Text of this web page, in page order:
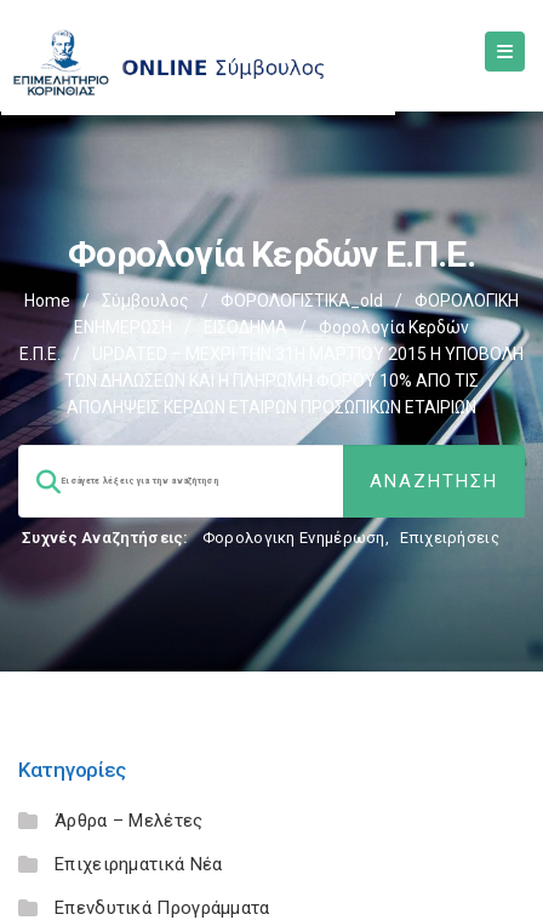
Φορολογία Κερδών Ε.Π.Ε.
Home / Σύμβουλος / ΦΟΡΟΛΟΓΙΣΤΙΚΑ_old /
ΦΟΡΟΛΟΓΙΚΗ
ΕΝΗΜΕΡΩΣΗ
ΕΙΣΟΔΗΜΑ /
Φορολογία Κερδών
Ε.Π.Ε.
/
UPDATED – ΜΕΧΡΙ ΤΗΝ 31Η ΜΑΡΤΙΟΥ 2015 Η ΥΠΟΒΟΛΗ
ΤΩΝ ΔΗΛΩΣΕΩΝ ΚΑΙ Η ΠΛΗΡΩΜΗ ΦΟΡΟΥ 10% ΑΠΟ ΤΙΣ
ΑΠΟΛΗΨΕΙΣ ΚΕΡΔΩΝ ΕΤΑΙΡΩΝ ΠΡΟΣΩΠΙΚΩΝ ΕΤΑΙΡΙΩΝ
Συχνές Αναζητήσεις: Φορολογικη Ενημέρωση, Επιχειρήσεις
Κατηγορίες
Άρθρα – Μελέτες
Επιχειρηματικά Νέα
Επενδυτικά Προγράμματα